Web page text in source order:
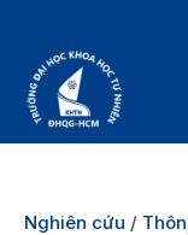
Nghiên cứu /